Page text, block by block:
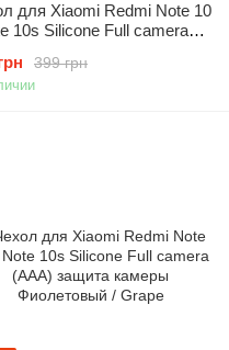
для Xiaomi Redmi Note 10
10s Silicone Full camera
399 грн